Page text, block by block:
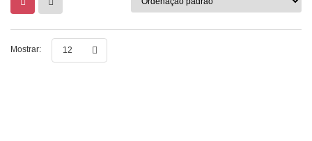
Mostrar: 12